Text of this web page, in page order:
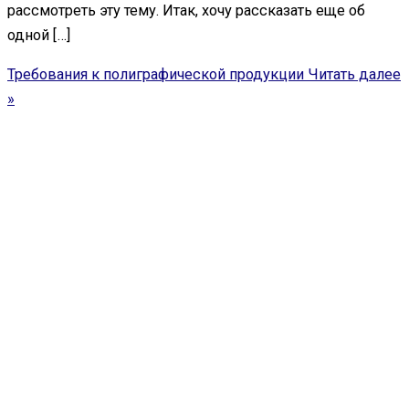
рассмотреть эту тему. Итак, хочу рассказать еще об
одной […]
Требования к полиграфической продукции Читать далее
»